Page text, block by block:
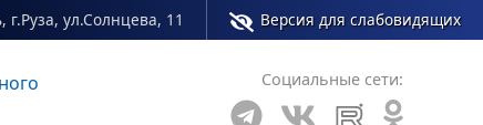
г.Руза, ул.Солнцева, 11 Версия для слабовидящих
Социальные сети: